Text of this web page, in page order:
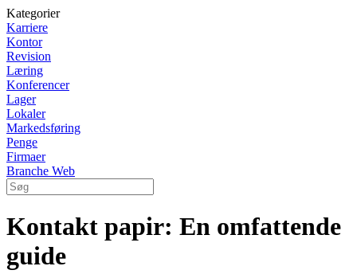
Kategorier
Karriere
Kontor
Revision
Læring
Konferencer
Lager
Lokaler
Markedsføring
Penge
Firmaer
Branche Web
Kontakt papir: En omfattende
guide